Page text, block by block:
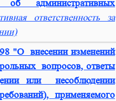
административных
ответственность за
"О внесении изменений
вопросов, ответы
или несоблюдении
применяемого